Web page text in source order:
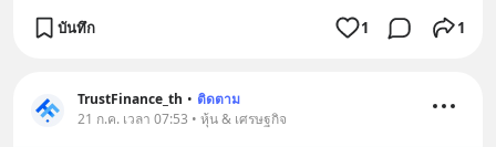
บันทึก 1 1
TrustFinance_th • ติดตาม
21 ก.ค. เวลา 07:53 • หุ้น & เศรษฐกิจ